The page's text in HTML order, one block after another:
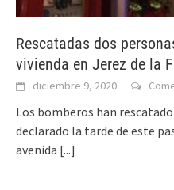
Rescatadas dos
vivienda en Jerez de la
diciembre 9, 2020
Los bomberos han
declarado la tarde de este
avenida [...]